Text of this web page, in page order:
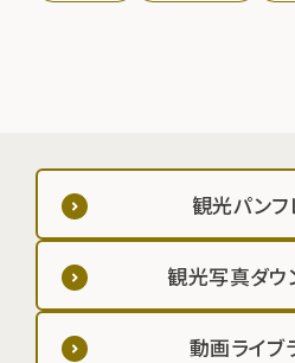
観光パンフ
観光写真ダウ
動画ライブ